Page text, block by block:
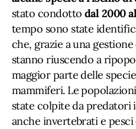
stato condotto dal 2000
tempo sono state
che, grazie a una
stanno riuscendo a
maggior parte delle
mammiferi. Le
state colpite da
anche invertebrati e